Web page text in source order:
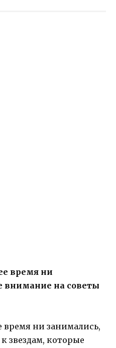
время ни
внимание на советы
ни занимались,
звездам, которые